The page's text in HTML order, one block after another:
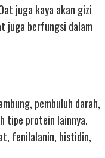
juga kaya akan gizi
juga berfungsi dalam
pembuluh darah,
tipe protein lainnya.
fenilalanin, histidin,